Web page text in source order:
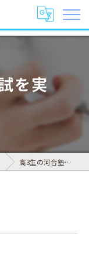
を実
高3生の河合塾模試を実施